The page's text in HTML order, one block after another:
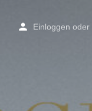
Einloggen oder